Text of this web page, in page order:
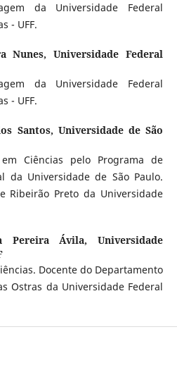
da Universidade Federal
- UFF.
Nunes,Universidade Federal
da Universidade Federal
- UFF.
Santos, Universidade de São
Ciências pelo Programa de
da Universidade de São Paulo.
Ribeirão Preto da Universidade
Pereira Ávila,Universidade
Docente do Departamento
Ostras da Universidade Federal